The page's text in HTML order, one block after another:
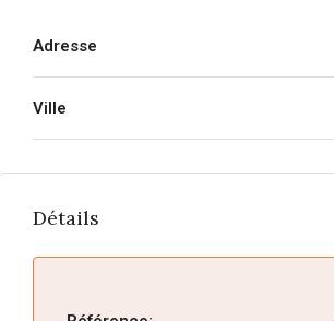
Adresse
Ville
Détails